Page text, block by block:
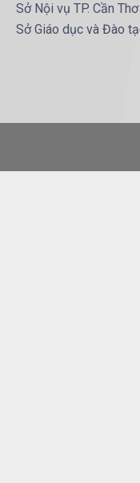
Sở Nội vụ TP. Cần Thơ
Sở Giáo dục và Đào